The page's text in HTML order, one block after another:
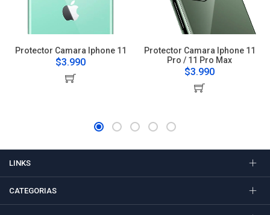
Protector Camara Iphone 11
$3.990
Protector Camara Iphone 11
Pro / 11 Pro Max
$3.990
LINKS
CATEGORIAS